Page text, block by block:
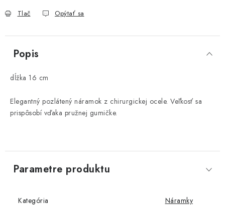
Tlač Opýtať sa
Popis
dĺžka 16 cm
Elegantný pozlátený náramok z chirurgickej ocele. Veľkosť sa
prispôsobí vďaka pružnej gumičke.
Parametre produktu
Kategória Náramky